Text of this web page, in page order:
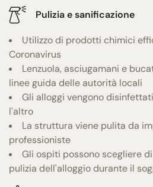
Pulizia e sanificazione
Utilizzo di prodotti chimici
Coronavirus
Lenzuola, asciugamani e
linee guida delle autorità locali
Gli alloggi vengono
l'altro
La struttura viene pulita da
professioniste
Gli ospiti possono scegliere
pulizia dell'alloggio durante il